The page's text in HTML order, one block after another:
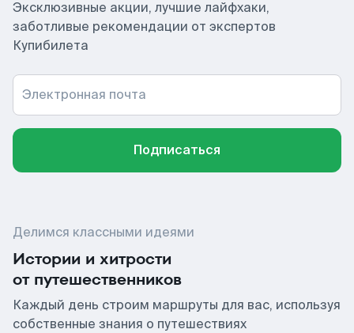
Эксклюзивные акции, лучшие лайфхаки,
заботливые рекомендации от экспертов
Купибилета
Электронная почта
Подписаться
Делимся классными идеями
Истории и хитрости
от путешественников
Каждый день строим маршруты для вас, используя
собственные знания о путешествиях